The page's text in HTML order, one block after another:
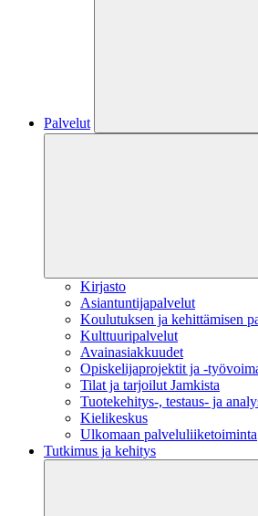
Palvelut
Kirjasto
Asiantuntijapalvelut
Koulutuksen ja kehittämisen
Kulttuuripalvelut
Avainasiakkuudet
Opiskelijaprojektit​ ja -
Tilat ja tarjoilut Jamkista
Tuotekehitys-, testaus- ja
Kielikeskus
Ulkomaan palveluliiketoiminta
Tutkimus ja kehitys